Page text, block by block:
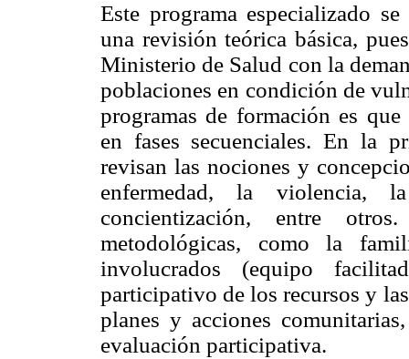
Este programa especializado
una revisión teórica básica,
Ministerio de Salud con la
poblaciones en condición de
programas de formación es
en fases secuenciales. En la
revisan las nociones y
enfermedad, la violencia,
concientización, entre
metodológicas, como la
involucrados (equipo
participativo de los recursos y
planes y acciones
evaluación participativa.